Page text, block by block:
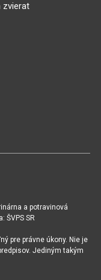
zvierat
a potravinová
ŠVPS SR
pre právne úkony. Nie je
Jediným takým